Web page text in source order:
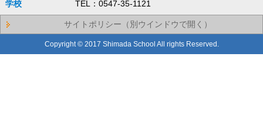
学校
TEL：0547-35-1121
サイトポリシー（別ウインドウで開く）
Copyright © 2017 Shimada School All rights Reserved.